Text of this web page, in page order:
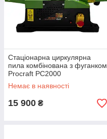
Стаціонарна циркулярна
пила комбінована з фуганком
Procraft PC2000
Немає в наявності
15 900 ₴